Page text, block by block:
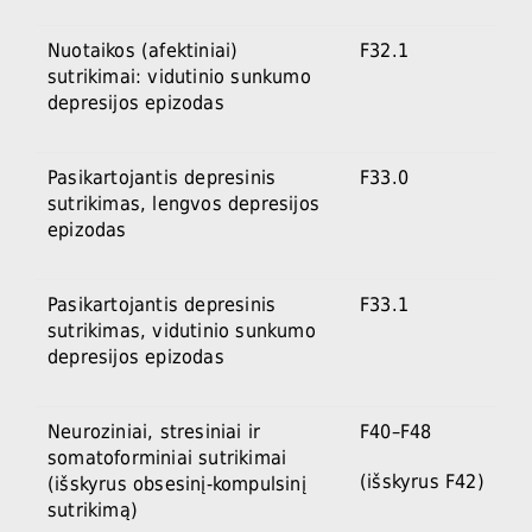
Nuotaikos (afektiniai)
sutrikimai: vidutinio sunkumo
depresijos epizodas
F32.1
Pasikartojantis depresinis
sutrikimas, lengvos depresijos
epizodas
F33.0
Pasikartojantis depresinis
sutrikimas, vidutinio sunkumo
depresijos epizodas
F33.1
Neuroziniai, stresiniai ir
somatoforminiai sutrikimai
(išskyrus obsesinį-kompulsinį
sutrikimą)
F40–F48
(išskyrus F42)